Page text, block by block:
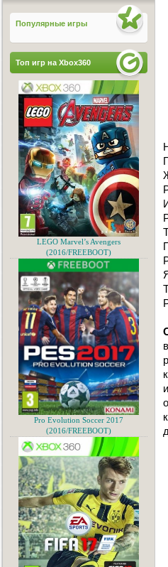
Популярные игры
Топ игр на Xbox360
LEGO Marvel’s Avengers
(2016/FREEBOOT)
Pro Evolution Soccer 2017
(2016/FREEBOOT)